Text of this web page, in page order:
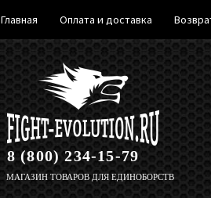
Перейти
к
навигации
Перейти
к
содержимому
8 (800) 234-15-79
МАГАЗИН ТОВАРОВ ДЛЯ ЕДИНОБОРСТВ
Главная Оплата и доставка